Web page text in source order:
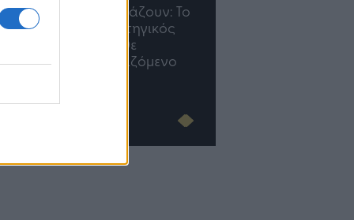
TP Greece: Πώς
διαμορφώνεται το μέλλον
του Insurance στην εποχή
του AI